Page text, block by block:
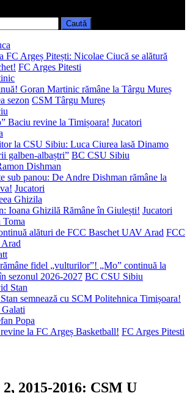
FC Argeș Pitești: Nicolae Ciucă se alătură
FC Arges Pitesti
Goran Martinic rămâne la Târgu Mureș
sezon CSM Târgu Mureș
Baciu revine la Timișoara! Jucatori
la CSU Sibiu: Luca Ciurea lasă Dinamo
galben-albaștri” BC CSU Sibiu
sub panou: De Andre Dishman rămâne la
Jucatori
Ioana Ghizilă Rămâne în Giulești! Jucatori
alături de FCC Baschet UAV Arad FCC
fidel „vulturilor”! „Mo” continuă la
sezonul 2026-2027 BC CSU Sibiu
semnează cu SCM Politehnica Timișoara!
la FC Argeș Basketball! FC Arges Pitesti
2015-2016: CSM U